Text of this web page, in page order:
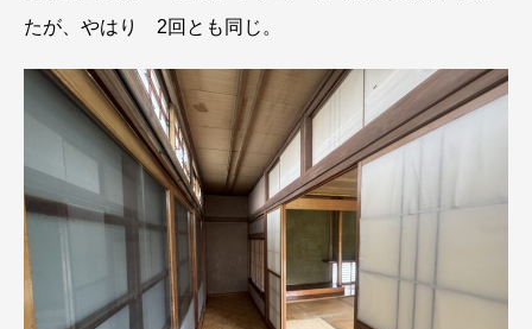
たが、やはり 2回とも同じ。